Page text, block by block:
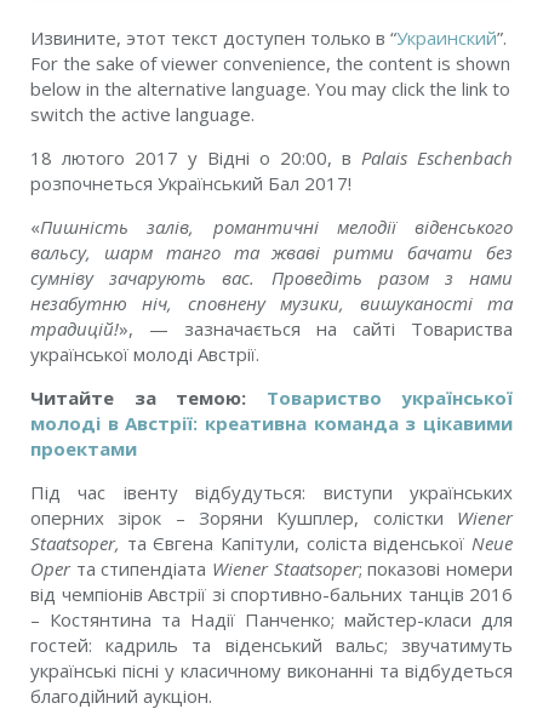
Извините, этот текст доступен только в “Украинский”.
For the sake of viewer convenience, the content is shown
below in the alternative language. You may click the link to
switch the active language.
18 лютого 2017 у Відні о 20:00, в Palais Eschenbach
розпочнеться Український Бал 2017!
«Пишність залів, романтичні мелодії віденського
вальсу, шарм танго та жваві ритми бачати без
сумніву зачарують вас. Проведіть разом з нами
незабутню ніч, сповнену музики, вишуканості та
традицій!», — зазначається на сайті Товариства
української молоді Австрії.
Читайте за темою: Товариство української
молоді в Австрії: креативна команда з цікавими
проектами
Під час івенту відбудуться: виступи українських
оперних зірок – Зоряни Кушплер, солістки Wiener
Staatsoper, та Євгена Капітули, соліста віденської Neue
Operта стипендіата Wiener Staatsoper; показові номери
від чемпіонів Австрії зі спортивно-бальних танців 2016
– Костянтина та Надії Панченко; майстер-класи для
гостей: кадриль та віденський вальс; звучатимуть
українські пісні у класичному виконанні та відбудеться
благодійний аукціон.